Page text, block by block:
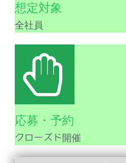
想定対象
全社員
応募・予約
クローズド開催